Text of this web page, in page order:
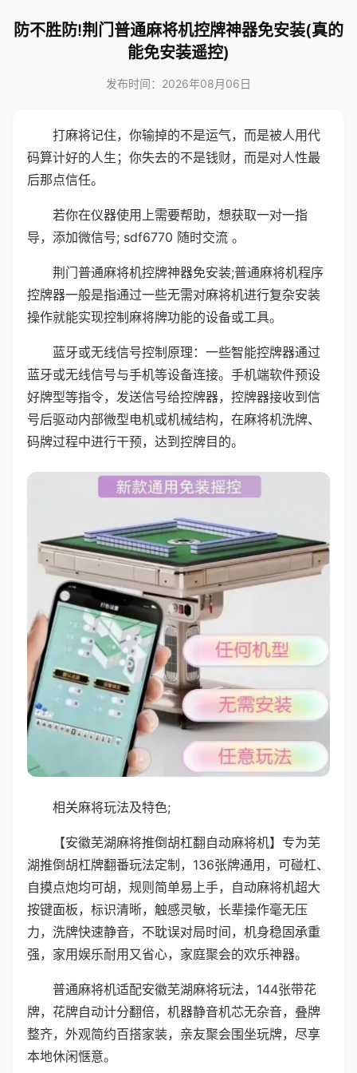
防不胜防!荆门普通麻将机控牌神器免安装(真的
能免安装遥控)
发布时间：2026年08月06日
打麻将记住，你输掉的不是运气，而是被人用代
码算计好的人生；你失去的不是钱财，而是对人性最
后那点信任。
若你在仪器使用上需要帮助，想获取一对一指
导，添加微信号; sdf6770 随时交流 。
荆门普通麻将机控牌神器免安装;普通麻将机程序
控牌器一般是指通过一些无需对麻将机进行复杂安装
操作就能实现控制麻将牌功能的设备或工具。
蓝牙或无线信号控制原理：一些智能控牌器通过
蓝牙或无线信号与手机等设备连接。手机端软件预设
好牌型等指令，发送信号给控牌器，控牌器接收到信
号后驱动内部微型电机或机械结构，在麻将机洗牌、
码牌过程中进行干预，达到控牌目的。
相关麻将玩法及特色;
【安徽芜湖麻将推倒胡杠翻自动麻将机】专为芜
湖推倒胡杠牌翻番玩法定制，136张牌通用，可碰杠、
自摸点炮均可胡，规则简单易上手，自动麻将机超大
按键面板，标识清晰，触感灵敏，长辈操作毫无压
力，洗牌快速静音，不耽误对局时间，机身稳固承重
强，家用娱乐耐用又省心，家庭聚会的欢乐神器。
普通麻将机适配安徽芜湖麻将玩法，144张带花
牌，花牌自动计分翻倍，机器静音机芯无杂音，叠牌
整齐，外观简约百搭家装，亲友聚会围坐玩牌，尽享
本地休闲惬意。